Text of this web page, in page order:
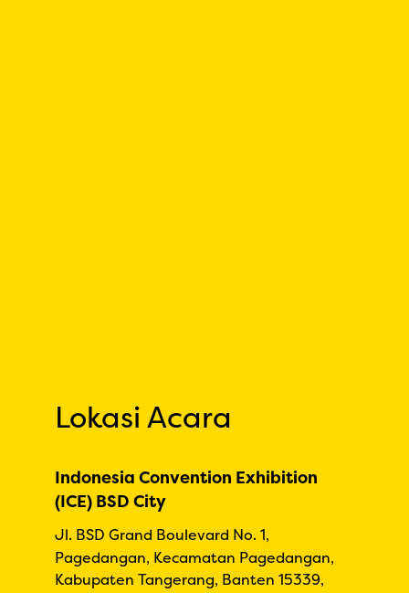
Lokasi Acara
Indonesia Convention Exhibition
(ICE) BSD City
Jl. BSD Grand Boulevard No. 1,
Pagedangan, Kecamatan Pagedangan,
Kabupaten Tangerang, Banten 15339,